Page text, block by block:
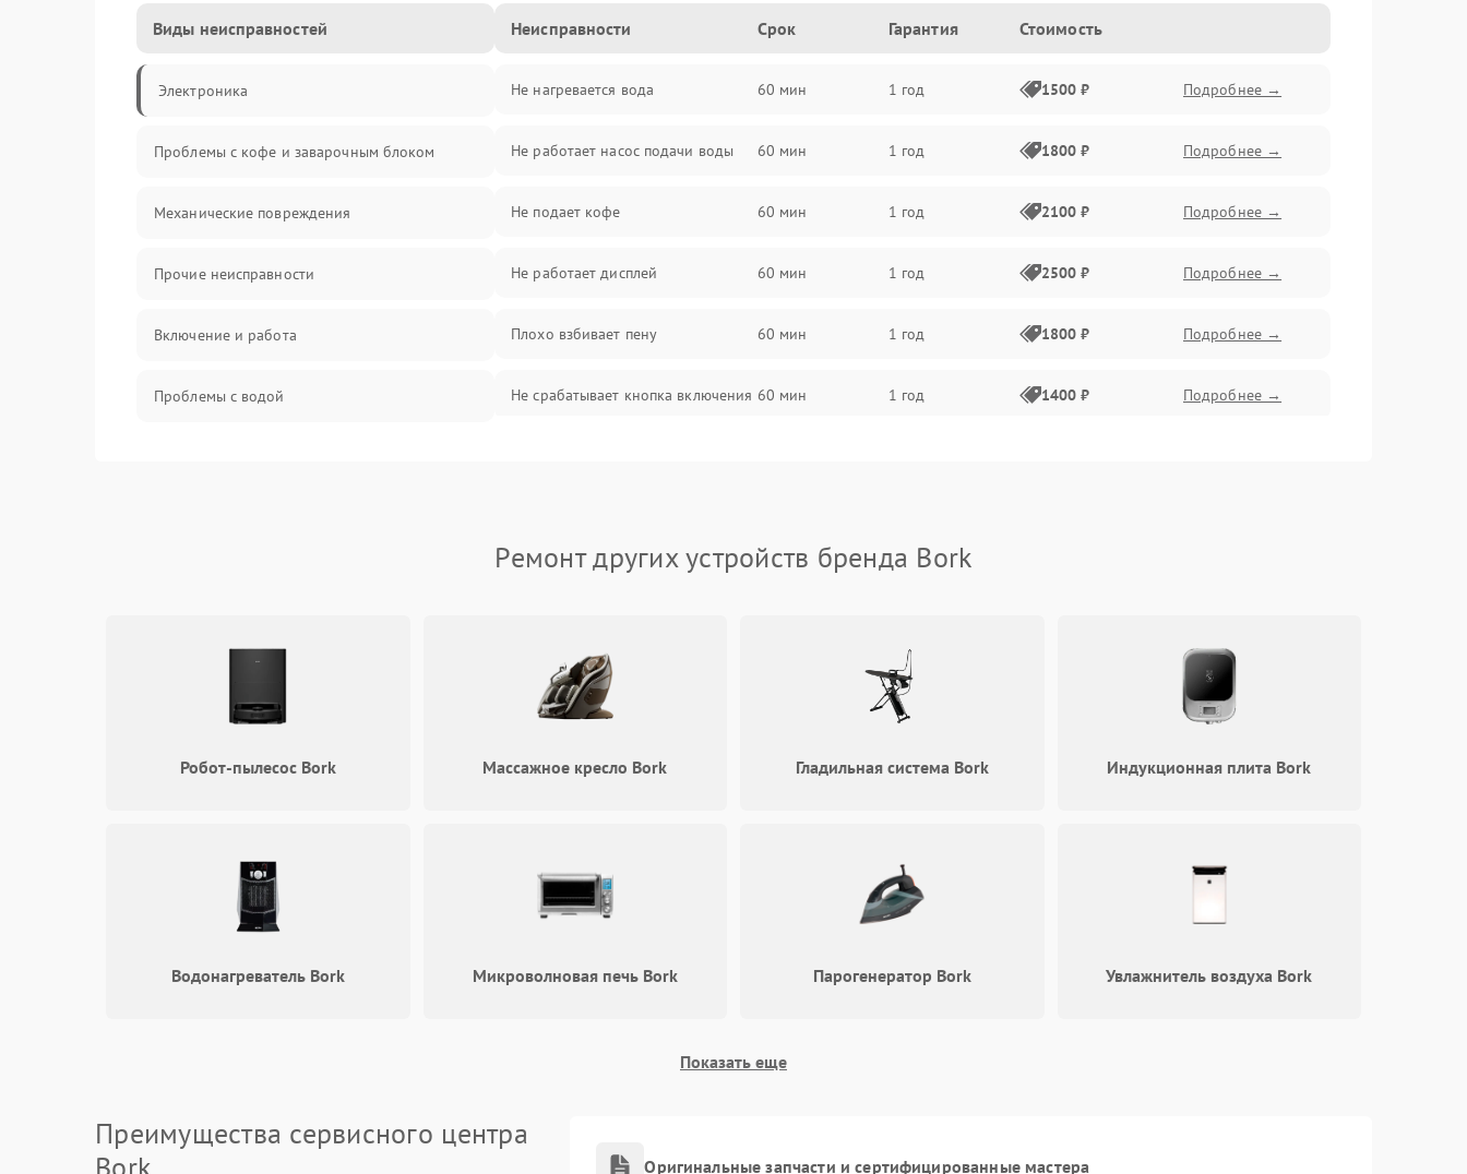
Виды неисправностей
Электроника
Проблемы с кофе и заварочным блоком
Механические повреждения
Прочие неисправности
Включение и работа
Проблемы с водой
Неисправности Срок Гарантия Стоимость
Не нагревается вода 60 мин 1 год 1500 ₽ Подробнее →
Не работает насос подачи воды 60 мин 1 год 1800 ₽ Подробнее →
Не подает кофе 60 мин 1 год 2100 ₽ Подробнее →
Не работает дисплей 60 мин 1 год 2500 ₽ Подробнее →
Плохо взбивает пену 60 мин 1 год 1800 ₽ Подробнее →
Не срабатывает кнопка включения 60 мин 1 год 1400 ₽ Подробнее →
Ремонт других устройств бренда Bork
Робот-пылесос Bork Массажное кресло Bork Гладильная система Bork Индукционная плита Bork
Водонагреватель Bork Микроволновая печь Bork Парогенератор Bork Увлажнитель воздуха Bork
Показать еще
Преимущества сервисного центра
Оригинальные запчасти и сертифицированные мастера